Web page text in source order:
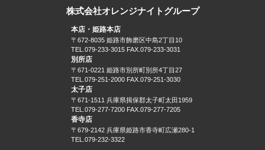
株式会社オレンジナイトグループ
本店・姫路本店
〒672-8035 姫路市飾磨区中島2丁目10
TEL.079-233-3015 FAX.079-233-3031
別所店
〒671-0221 姫路市別所町別所4丁目27
TEL.079-251-2000 FAX.079-251-3030
太子店
〒671-1511 兵庫県揖保郡太子町太田1959
TEL.079-277-7200 FAX.079-277-7205
香寺店
〒679-2142 兵庫県姫路市香寺町広瀬280-1
TEL.079-232-3322